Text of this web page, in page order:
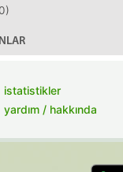
istatistikler
yardım / hakkında